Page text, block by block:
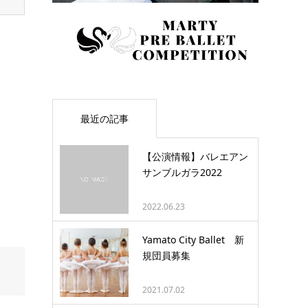
最近の記事
【公演情報】バレエアン
サンブルガラ2022
2022.06.23
Yamato City Ballet 新
規団員募集
2021.07.02